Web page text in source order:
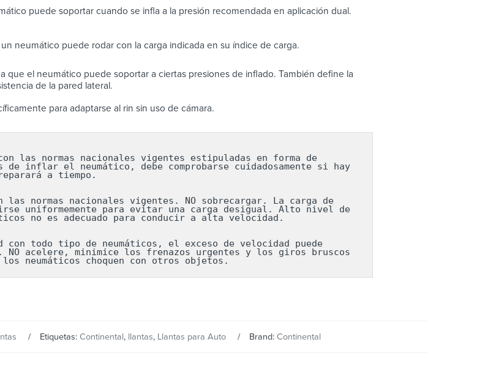
puede soportar cuando se infla a la presión recomendada en aplicación dual.
neumático puede rodar con la carga indicada en su índice de carga.
que el neumático puede soportar a ciertas presiones de inflado. También define la
de la pared lateral.
para adaptarse al rin sin uso de cámara.
las normas nacionales vigentes estipuladas en forma de
inflar el neumático, debe comprobarse cuidadosamente si hay
a tiempo.
las normas nacionales vigentes. NO sobrecargar. La carga de
uniformemente para evitar una carga desigual. Alto nivel de
no es adecuado para conducir a alta velocidad.
todo tipo de neumáticos, el exceso de velocidad puede
NO acelere, minimice los frenazos urgentes y los giros bruscos
neumáticos choquen con otros objetos.
Etiquetas: Continental, llantas, Llantas para Auto Brand: Continental